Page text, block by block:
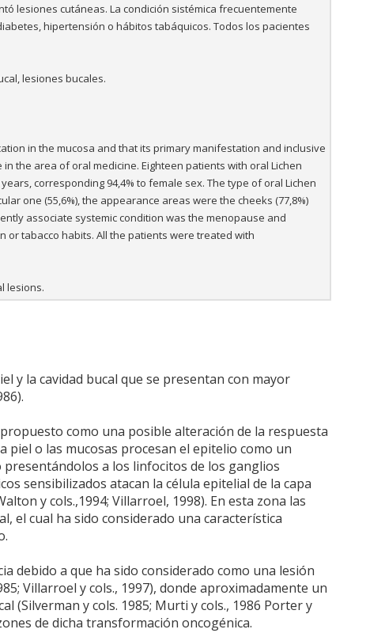
lesiones cutáneas. La condición sistémica frecuentemente
hipertensión o hábitos tabáquicos. Todos los pacientes
lesiones bucales.
in the mucosa and that its primary manifestation and inclusive
the area of oral medicine. Eighteen patients with oral Lichen
corresponding 94,4% to female sex. The type of oral Lichen
one (55,6%), the appearance areas were the cheeks (77,8%)
associate systemic condition was the menopause and
tabacco habits. All the patients were treated with
lesions.
y la cavidad bucal que se presentan con mayor
como una posible alteración de la respuesta
piel o las mucosas procesan el epitelio como un
a los linfocitos de los ganglios
sensibilizados atacan la célula epitelial de la capa
y cols.,1994; Villarroel, 1998). En esta zona las
el cual ha sido considerado una característica
debido a que ha sido considerado como una lesión
Villarroel y cols., 1997), donde aproximadamente un
(Silverman y cols. 1985; Murti y cols., 1986 Porter y
de dicha transformación oncogénica.